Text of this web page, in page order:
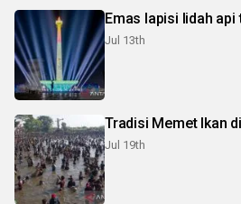
Emas lapisi lidah
Jul 13th
Tradisi Memet Ikan
Jul 19th